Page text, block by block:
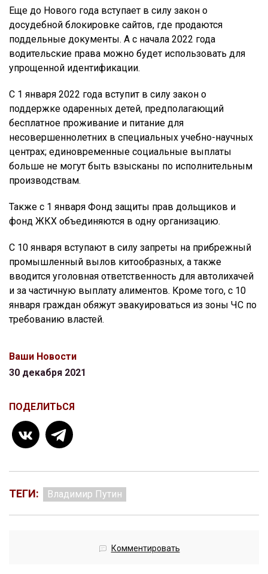
Еще до Нового года вступает в силу закон о
досудебной блокировке сайтов, где продаются
поддельные документы. А с начала 2022 года
водительские права можно будет использовать для
упрощенной идентификации.
С 1 января 2022 года вступит в силу закон о
поддержке одаренных детей, предполагающий
бесплатное проживание и питание для
несовершеннолетних в специальных учебно-научных
центрах; единовременные социальные выплаты
больше не могут быть взысканы по исполнительным
производствам.
Также с 1 января Фонд защиты прав дольщиков и
фонд ЖКХ объединяются в одну организацию.
С 10 января вступают в силу запреты на прибрежный
промышленный вылов китообразных, а также
вводится уголовная ответственность для автолихачей
и за частичную выплату алиментов. Кроме того, с 10
января граждан обяжут эвакуироваться из зоны ЧС по
требованию властей.
Ваши Новости
30 декабря 2021
ПОДЕЛИТЬСЯ
ТЕГИ: Владимир Путин
Комментировать